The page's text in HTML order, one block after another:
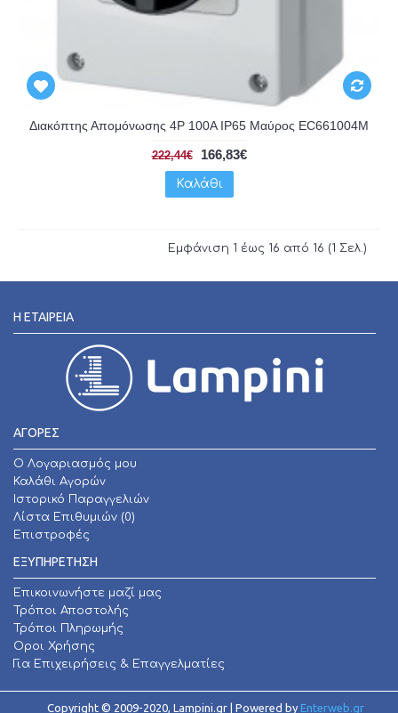
Διακόπτης Απομόνωσης 4P 100A IP65 Μαύρος EC661004M
222,44€ 166,83€
Καλάθι
Εμφάνιση 1 έως 16 από 16 (1 Σελ.)
Η ΕΤΑΙΡΕΊΑ
ΑΓΟΡΕΣ
O Λογαριασμός μου
Καλάθι Αγορών
Ιστορικό Παραγγελιών
Λίστα Επιθυμιών (0)
Επιστροφές
ΕΞΥΠΗΡΕΤΗΣΗ
Επικοινωνήστε μαζί μας
Τρόποι Αποστολής
Τρόποι Πληρωμής
Οροι Χρήσης
Για Επιχειρήσεις & Επαγγελματίες
Copyright © 2009-2020, Lampini.gr | Powered by Enterweb.gr